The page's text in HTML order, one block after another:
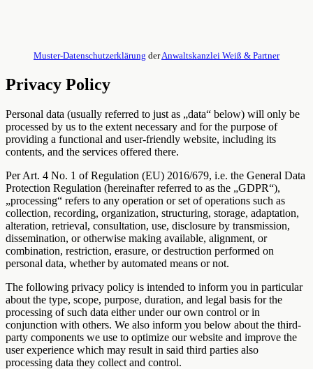
Muster-Datenschutzerklärung derAnwaltskanzlei Weiß & Partner
Privacy Policy
Personal data (usually referred to just as „data“ below) will only be
processed by us to the extent necessary and for the purpose of
providing a functional and user-friendly website, including its
contents, and the services offered there.
Per Art. 4 No. 1 of Regulation (EU) 2016/679, i.e. the General Data
Protection Regulation (hereinafter referred to as the „GDPR“),
„processing“ refers to any operation or set of operations such as
collection, recording, organization, structuring, storage, adaptation,
alteration, retrieval, consultation, use, disclosure by transmission,
dissemination, or otherwise making available, alignment, or
combination, restriction, erasure, or destruction performed on
personal data, whether by automated means or not.
The following privacy policy is intended to inform you in particular
about the type, scope, purpose, duration, and legal basis for the
processing of such data either under our own control or in
conjunction with others. We also inform you below about the third-
party components we use to optimize our website and improve the
user experience which may result in said third parties also
processing data they collect and control.